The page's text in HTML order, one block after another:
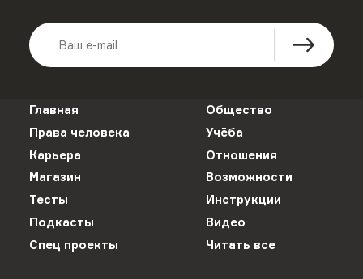
Главная
Общество
Права человека
Учёба
Карьера
Отношения
Магазин
Возможности
Тесты
Инструкции
Подкасты
Видео
Спец проекты
Читать все